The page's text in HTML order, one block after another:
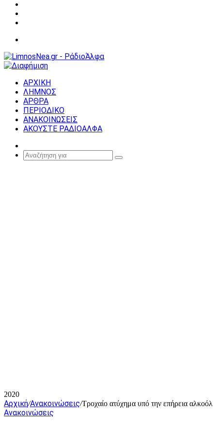
ΑΡΧΙΚΗ
ΛΗΜΝΟΣ
ΑΡΘΡΑ
ΠΕΡΙΟΔΙΚΟ
ΑΝΑΚΟΙΝΩΣΕΙΣ
ΑΚΟΥΣΤΕ ΡΑΔΙΟΑΛΦΑ
Article
Αναζήτηση
2020
Αρχική/Ανακοινώσεις/Τροχαίο ατύχημα υπό την επήρεια αλκοόλ
Ανακοινώσεις